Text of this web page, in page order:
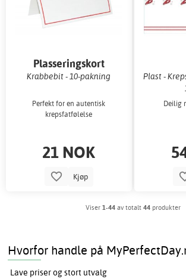
Plasseringskort
Krabbebit - 10-pakning
Perfekt for en autentisk
krepsfatfølelse
21 NOK
Kjøp
Plast -
Deilig
Viser 1-44 av totalt 44 produkter
Hvorfor handle på
Lave priser og stort utvalg